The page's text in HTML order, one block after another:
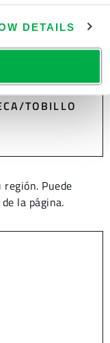
DETAILS
TOBILLO
Puede
la página.